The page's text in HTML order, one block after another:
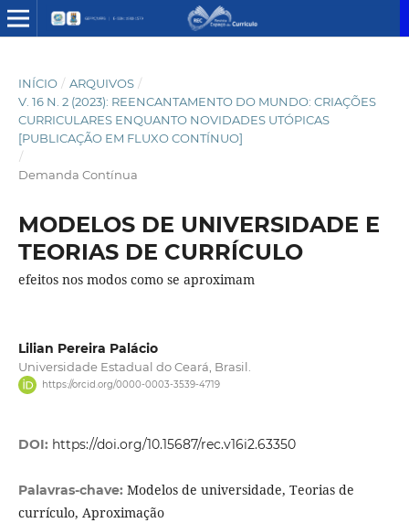
INÍCIO / ARQUIVOS /
V. 16 N. 2 (2023): REENCANTAMENTO DO MUNDO: CRIAÇÕES
CURRICULARES ENQUANTO NOVIDADES UTÓPICAS
[PUBLICAÇÃO EM FLUXO CONTÍNUO]
/
Demanda Contínua
MODELOS DE UNIVERSIDADE E
TEORIAS DE CURRÍCULO
efeitos nos modos como se aproximam
Lilian Pereira Palácio
Universidade Estadual do Ceará, Brasil.
https://orcid.org/0000-0003-3539-4719
DOI: https://doi.org/10.15687/rec.v16i2.63350
Palavras-chave: Modelos de universidade, Teorias de
currículo, Aproximação